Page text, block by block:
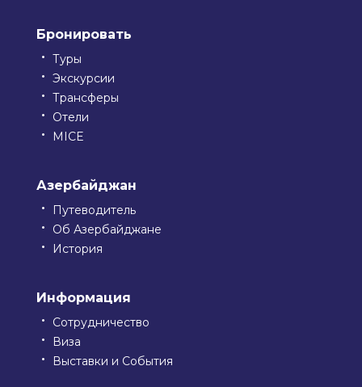
Бронировать
Туры
Экскурсии
Трансферы
Отели
MICE
Азербайджан
Путеводитель
Об Азербайджане
История
Информация
Сотрудничество
Виза
Выставки и События